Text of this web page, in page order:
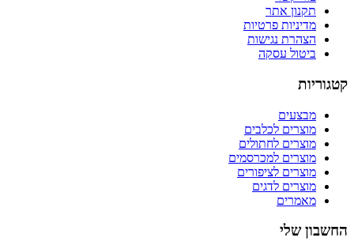
תקנון אתר
מדיניות פרטיות
הצהרת נגישות
ביטול עסקה
קטגוריות
מבצעים
מוצרים לכלבים
מוצרים לחתולים
מוצרים למכרסמים
מוצרים לציפורים
מוצרים לדגים
מאמרים
החשבון שלי